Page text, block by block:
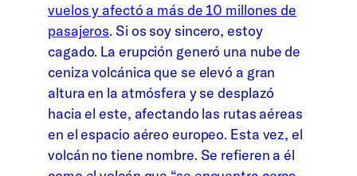
vuelos y afectó a más de 10 millones de
pasajeros. Si os soy sincero, estoy
cagado. La erupción generó una nube de
ceniza volcánica que se elevó a gran
altura en la atmósfera y se desplazó
hacia el este, afectando las rutas aéreas
en el espacio aéreo europeo. Esta vez, el
volcán no tiene nombre. Se refieren a él